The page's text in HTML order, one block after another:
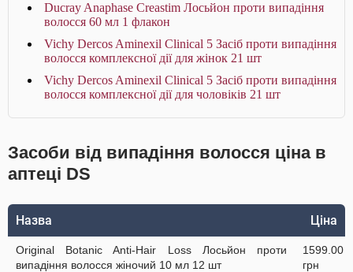
Ducray Anaphase Creastim Лосьйон проти випадіння
волосся 60 мл 1 флакон
Vichy Dercos Aminexil Clinical 5 Засіб проти випадіння
волосся комплексної дії для жінок 21 шт
Vichy Dercos Aminexil Clinical 5 Засіб проти випадіння
волосся комплексної дії для чоловіків 21 шт
Засоби від випадіння волосся ціна в
аптеці DS
Назва Ціна
Original Botanic Anti-Hair Loss Лосьйон проти
випадіння волосся жіночий 10 мл 12 шт
1599.00
грн